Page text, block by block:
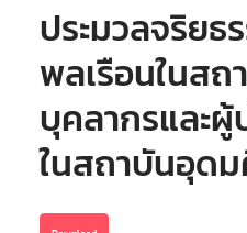
ประมวลจริยธ
พลเรือนในส
บุคลากรและ
ในสถาบันอุด